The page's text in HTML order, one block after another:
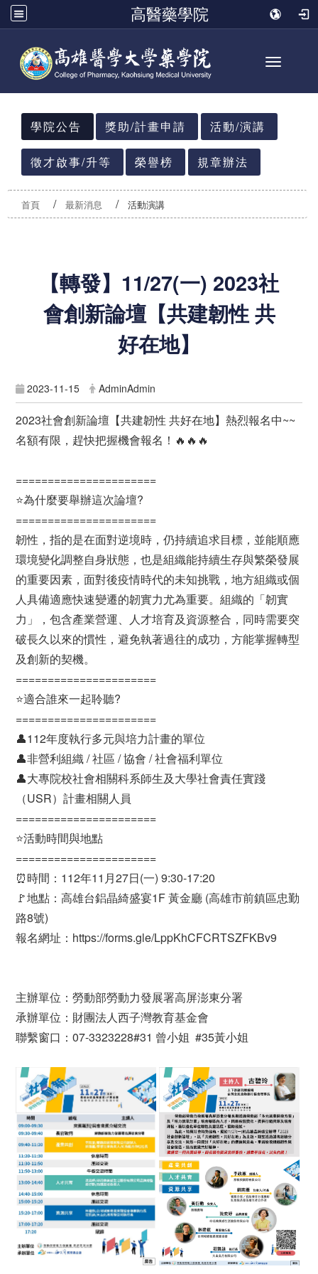
高醫藥學院
Toggle
:::
學院公告
獎助/計畫申請 活動/演講
徵才啟事/升等 榮譽榜 規章辦法
首頁 最新消息 活動演講
【轉發】11/27(一) 2023社
會創新論壇【共建韌性 共
好在地】
2023-11-15 AdminAdmin
2023社會創新論壇【共建韌性 共好在地】熱烈報名中~~
名額有限，趕快把握機會報名！🔥🔥🔥
======================
⭐為什麼要舉辦這次論壇?
======================
韌性，指的是在面對逆境時，仍持續追求目標，並能順應
環境變化調整自身狀態，也是組織能持續生存與繁榮發展
的重要因素，面對後疫情時代的未知挑戰，地方組織或個
人具備適應快速變遷的韌實力尤為重要。組織的「韌實
力」，包含產業營運、人才培育及資源整合，同時需要突
破長久以來的慣性，避免執著過往的成功，方能掌握轉型
及創新的契機。
======================
⭐適合誰來一起聆聽?
======================
👤112年度執行多元與培力計畫的單位
👤非營利組織 / 社區 / 協會 / 社會福利單位
👤大專院校社會相關科系師生及大學社會責任實踐
（USR）計畫相關人員
======================
⭐活動時間與地點
======================
⏰時間：112年11月27日(一) 9:30-17:20
🚩地點：高雄台鋁晶綺盛宴1F 黃金廳 (高雄市前鎮區忠勤
路8號)
報名網址：https://forms.gle/LppKhCFCRTSZFKBv9
主辦單位：勞動部勞動力發展署高屏澎東分署
承辦單位：財團法人西子灣教育基金會
聯繫窗口：07-3323228#31 曾小姐 #35黃小姐